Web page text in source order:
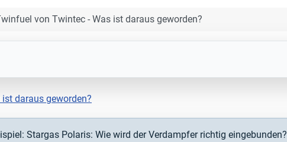
von Twintec - Was ist daraus geworden?
daraus geworden?
Stargas Polaris: Wie wird der Verdampfer richtig eingebunden?